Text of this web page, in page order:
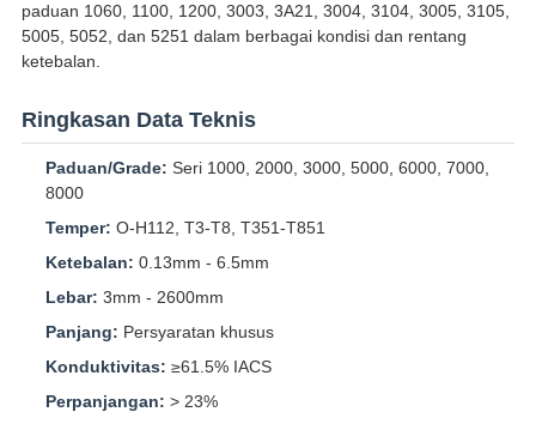
paduan 1060, 1100, 1200, 3003, 3A21, 3004, 3104, 3005, 3105,
5005, 5052, dan 5251 dalam berbagai kondisi dan rentang
ketebalan.
Ringkasan Data Teknis
Paduan/Grade: Seri 1000, 2000, 3000, 5000, 6000, 7000,
8000
Temper: O-H112, T3-T8, T351-T851
Ketebalan: 0.13mm - 6.5mm
Lebar: 3mm - 2600mm
Panjang: Persyaratan khusus
Konduktivitas: ≥61.5% IACS
Perpanjangan: > 23%